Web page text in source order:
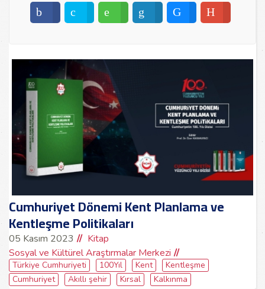
Cumhuriyet Dönemi Kent Planlama ve
Kentleşme Politikaları
05 Kasım 2023
Kitap
Sosyal ve Kültürel Araştırmalar Merkezi
Türkiye Cumhuriyeti 100Yıl Kent
Kentleşme
Cumhuriyet
Akıllı şehir Kırsal Kalkınma